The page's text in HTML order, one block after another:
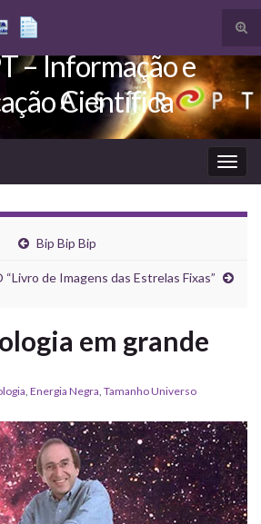
– Informação e
Científica
Bip Bip Bip
“Livro de Imagens das Estrelas Fixas”
em grande
, Energia Negra, Tamanho Universo